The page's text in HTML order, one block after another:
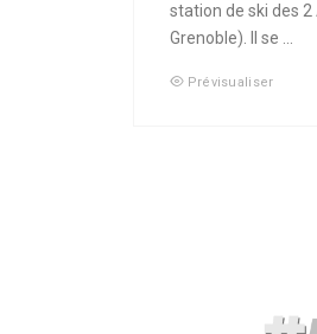
station de ski des
Grenoble). Il se ...
Prévisualiser